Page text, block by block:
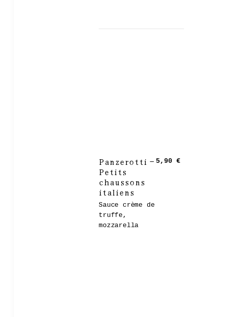
Panzerotti –
Petits
chaussons
italiens
Sauce crème de
truffe,
mozzarella
5,90 €